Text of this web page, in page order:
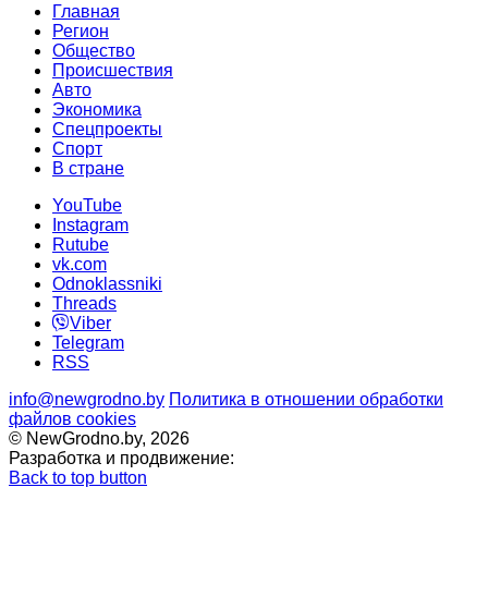
Главная
Регион
Общество
Происшествия
Авто
Экономика
Спецпроекты
Cпорт
В стране
YouTube
Instagram
Rutube
vk.com
Odnoklassniki
Threads
Viber
Telegram
RSS
info@newgrodno.by Политика в отношении обработки
файлов cookies
© NewGrodno.by, 2026
Разработка и продвижение:
Back to top button